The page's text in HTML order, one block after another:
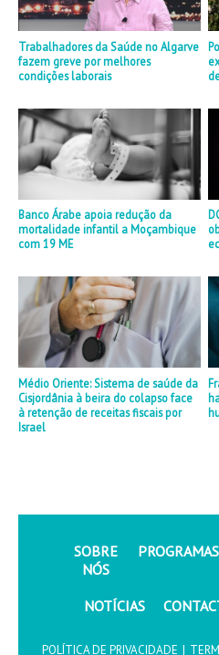
Trabalhadores da Saúde no Algarve
fazem greve por melhores
condições laborais
Banco Árabe apoia redução da
mortalidade infantil a Moçambique
com 19 ME
Médio Oriente: Sistema de saúde da
Cisjordânia à beira do colapso face
à retenção de receitas fiscais por
Israel
SOBRE
NÓS
PROGRAMAS
NOTÍCIAS
POLÍTICA DE PRIVACIDADE |